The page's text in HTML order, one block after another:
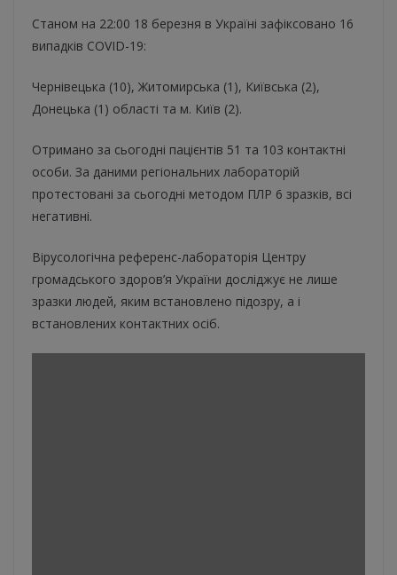
Станом на 22:00 18 березня в Україні зафіксовано 16
випадків COVID-19:
Чернівецька (10), Житомирська (1), Київська (2),
Донецька (1) області та м. Київ (2).
Отримано за сьогодні пацієнтів 51 та 103 контактні
особи. За даними регіональних лабораторій
протестовані за сьогодні методом ПЛР 6 зразків, всі
негативні.
Вірусологічна референс-лабораторія Центру
громадського здоров’я України досліджує не лише
зразки людей, яким встановлено підозру, а і
встановлених контактних осіб.